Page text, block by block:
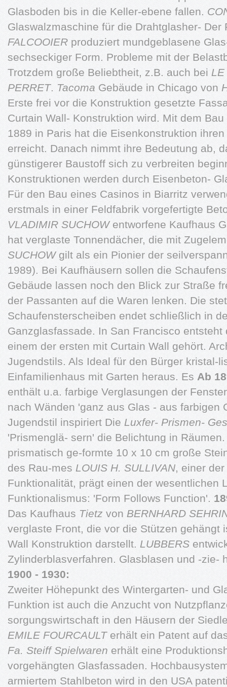
Glasboden bis in die Keller-ebene fallen.
Glaswalzmaschine für die Drahtglasher-
FALCOOIER produziert mundgeblasene
sechseckiger Form. Probleme mit der
Trotzdem große Beliebtheit, z.B. auch bei LE
PERRET. Tacoma Gebäude in Chicago von
Erste frei vor die Konstruktion gesetzte
Curtain Wall- Konstruktion wird. Mit dem
1889 in Paris hat die Eisenkonstruktion
erreicht. Danach nimmt ihre Bedeutung ab,
günstigerer Baustoff sich zu verbreiten
Konstruktionen werden durch Eisenbeton-
Für den Bau eines Casinos in Biarritz
erstmals in einer Feldfabrik vorgefertigte
VLADIMIR SUCHOW entworfene Kaufhaus
hat verglaste Tonnendächer, die mit
SUCHOW gilt als ein Pionier der
1989). Bei Kaufhäusern sollen die
Gebäude lassen noch den Blick zur Straße
der Passanten auf die Waren lenken. Die
Schaufensterscheiben endet schließlich in
Ganzglasfassade. In San Francisco
einem der ersten mit Curtain Wall gehört.
Jugendstils. Als Ideal für den Bürger kristal-
Einfamilienhaus mit Garten heraus. Es Ab
enthält u.a. farbige Verglasungen der
nach Wänden 'ganz aus Glas - aus farbigen
Jugendstil inspiriert Die Luxfer- Prismen-
'Prismenglä- sern' die Belichtung in
prismatisch ge-formte 10 x 10 cm große
des Rau-mes LOUIS H. SULLIVAN, einer
Funktionalität, prägt einen der wesentlichen
Funktionalismus: 'Form Follows Function'.
Das Kaufhaus Tietz von BERNHARD
verglaste Front, die vor die Stützen gehängt
Wall Konstruktion darstellt. LUBBERS
Zylinderblasverfahren. Glasblasen und -zie-
1900 - 1930:
Zweiter Höhepunkt des Wintergarten- und
Funktion ist auch die Anzucht von
sorgungswirtschaft in den Häusern der
EMILE FOURCAULTerhält ein Patent auf
Fa. Steiff Spielwaren erhält eine
vorgehängten Glasfassaden.
armiertem Stahlbeton wird in den USA